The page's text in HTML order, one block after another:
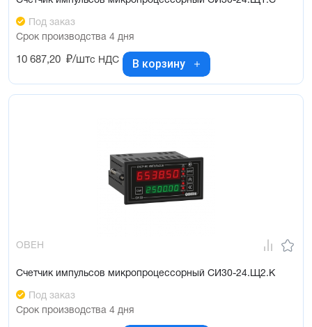
Под заказ
Срок производства 4 дня
10 687,20 ₽/штс НДС В корзину
ОВЕН
Счетчик импульсов микропроцессорный СИ30-24.Щ2.К
Под заказ
Срок производства 4 дня